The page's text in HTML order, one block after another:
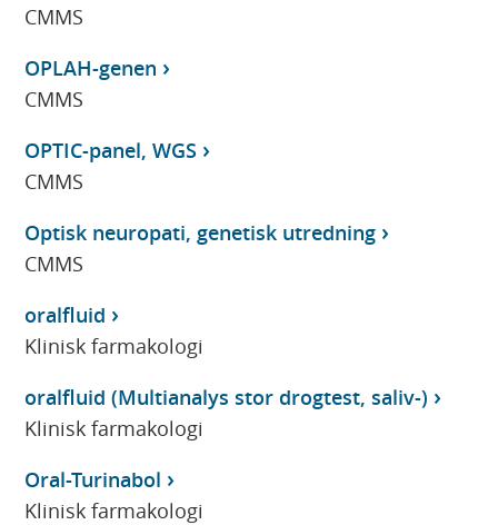
CMMS
OPLAH-genen
CMMS
OPTIC-panel, WGS
CMMS
Optisk neuropati, genetisk utredning
CMMS
oralfluid
Klinisk farmakologi
oralfluid (Multianalys stor drogtest, saliv-)
Klinisk farmakologi
Oral-Turinabol
Klinisk farmakologi